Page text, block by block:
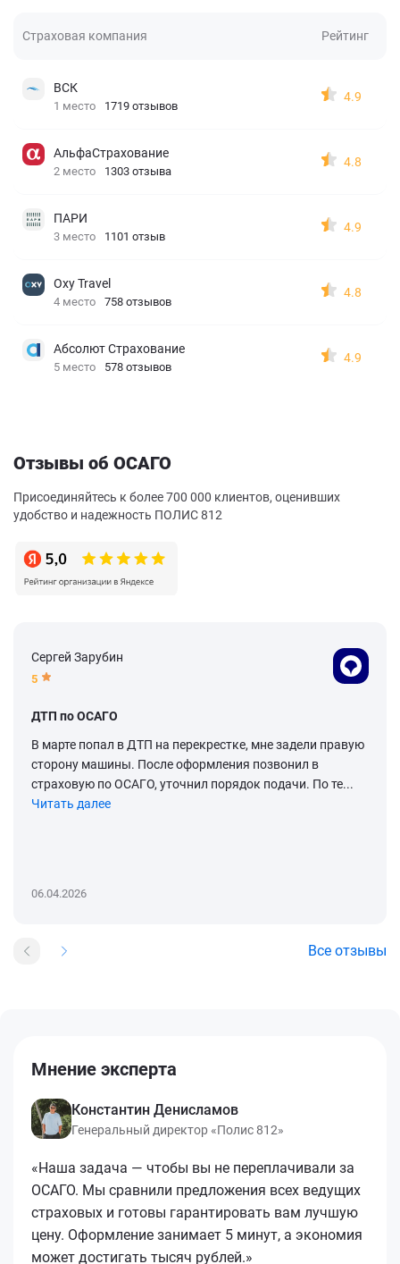
Страховая компания Рейтинг
ВСК
1 место 1719 отзывов
4.9
АльфаСтрахование
2 место 1303 отзыва
4.8
ПАРИ
3 место 1101 отзыв
4.9
Oxy Travel
4 место 758 отзывов
4.8
Абсолют Страхование
5 место 578 отзывов
4.9
Отзывы об ОСАГО
Присоединяйтесь к более 700 000 клиентов, оценивших
удобство и надежность ПОЛИС 812
Сергей Зарубин
5
ДТП по ОСАГО
В марте попал в ДТП на перекрестке, мне задели правую
сторону машины. После оформления позвонил в
страховую по ОСАГО, уточнил порядок подачи. По те...
Читать далее
06.04.2026
Все отзывы
Мнение эксперта
Константин Денисламов
Генеральный директор «Полис 812»
«Наша задача — чтобы вы не переплачивали за
ОСАГО. Мы сравнили предложения всех ведущих
страховых и готовы гарантировать вам лучшую
цену. Оформление занимает 5 минут, а экономия
может достигать тысяч рублей.»